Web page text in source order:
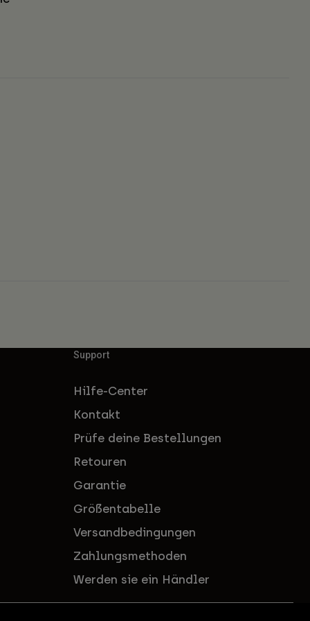
Support
Hilfe-Center
Kontakt
Prüfe deine Bestellungen
Retouren
Garantie
Größentabelle
Versandbedingungen
Zahlungsmethoden
Werden sie ein Händler